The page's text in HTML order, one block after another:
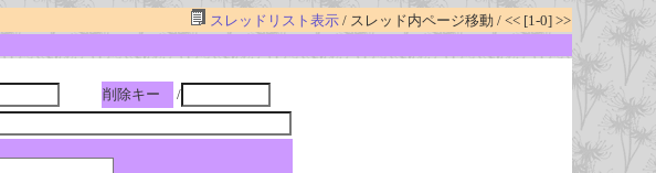
スレッドリスト表示/ スレッド内ページ移動 / << [1-0] >>
削除キー
/